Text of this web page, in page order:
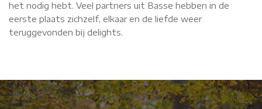
het nodig hebt. Veel partners uit Basse hebben in de
eerste plaats zichzelf, elkaar en de liefde weer
teruggevonden bij delights.